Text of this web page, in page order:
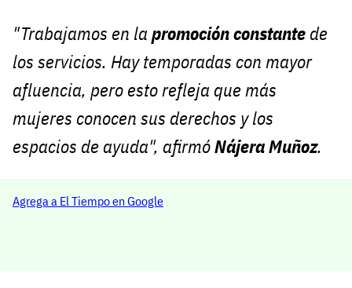
"Trabajamos en la promoción constante de
los servicios. Hay temporadas con mayor
afluencia, pero esto refleja que más
mujeres conocen sus derechos y los
espacios de ayuda", afirmóNájera Muñoz.
Agrega a El Tiempo en Google